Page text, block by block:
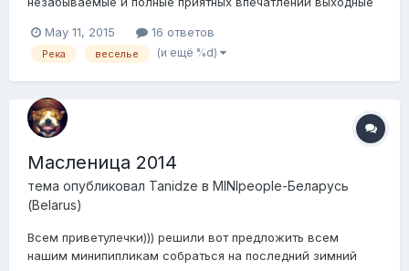
белорусским джунглям))) сплав состоиться с 19-
21.06.2015. С пятницы по воскресенье. Первая ночевка
May 11, 2015 16 ответов
Река веселье (и ещё %d)
Масленица 2014
тема опубликовал Tanidze в MINIpeople-Беларусь
(Belarus)
Всем приветулечки))) решили вот предложить всем
нашим минипипликам собраться на последний зимний